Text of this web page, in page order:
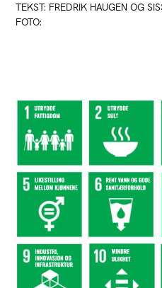
TEKST: FREDRIK HAUGEN OG
FOTO: